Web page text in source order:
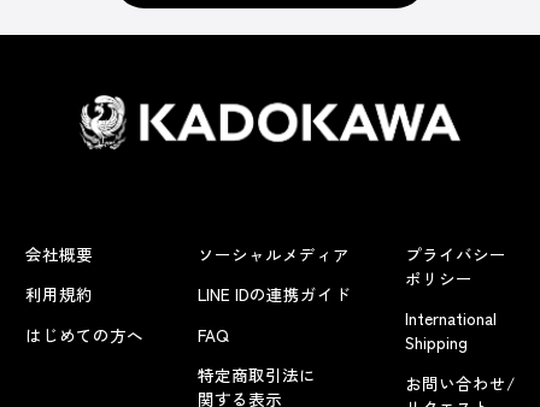
会社概要
利用規約
はじめての方へ
ソーシャルメディア
LINE IDの連携ガイド
FAQ
特定商取引法に
関する表示
プライバシー
ポリシー
International
Shipping
お問い合わせ/